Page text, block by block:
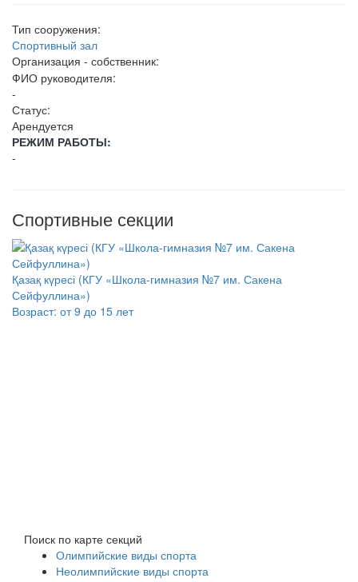
Тип сооружения:
Спортивный зал
Организация - собственник:
ФИО руководителя:
-
Статус:
Арендуется
РЕЖИМ РАБОТЫ:
-
Спортивные секции
Қазақ күресі (КГУ «Школа-гимназия №7 им. Сакена
Сейфуллина»)
Возраст: от 9 до 15 лет
Поиск по карте секций
Олимпийские виды спорта
Неолимпийские виды спорта